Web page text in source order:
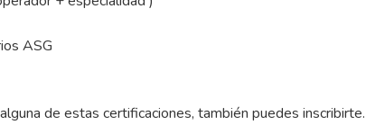
ASG
de estas certificaciones, también puedes inscribirte.